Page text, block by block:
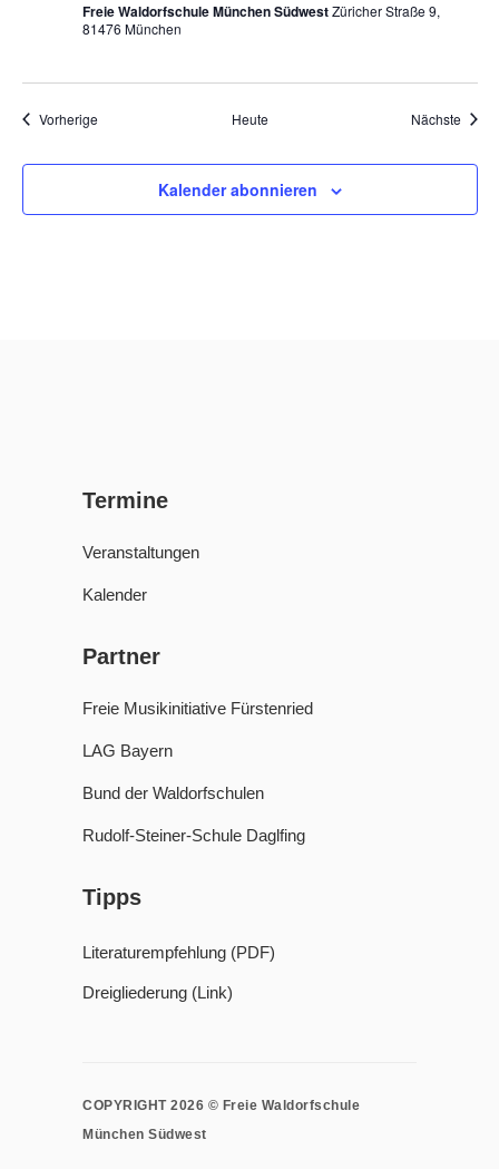
Freie Waldorfschule München SüdwestZüricher Straße 9,
81476 München
VorherigeVeranstaltungen Heute Nächste
Kalender abonnieren
Termine
Veranstaltungen
Kalender
Partner
Freie Musikinitiative Fürstenried
LAG Bayern
Bund der Waldorfschulen
Rudolf-Steiner-Schule Daglfing
Tipps
Literaturempfehlung (PDF)
Dreigliederung (Link)
COPYRIGHT 2026 © Freie Waldorfschule
München Südwest